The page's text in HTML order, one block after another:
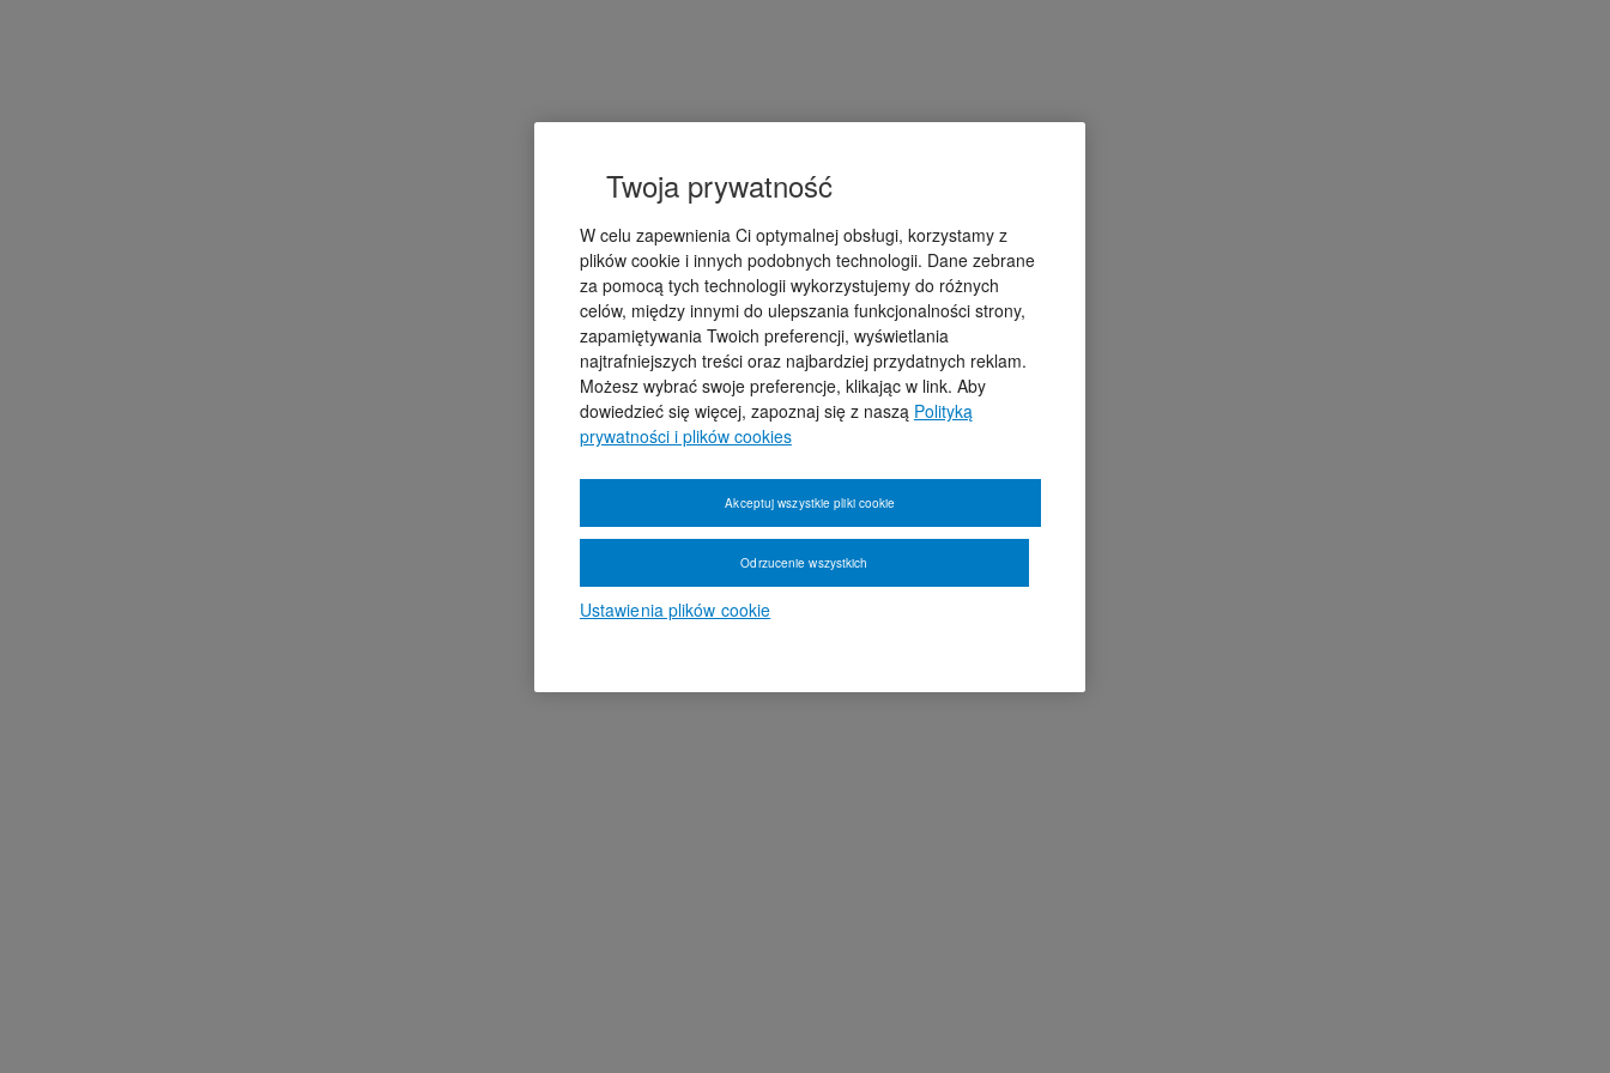
Twoja prywatność
W celu zapewnienia Ci optymalnej obsługi, korzystamy z
plików cookie i innych podobnych technologii. Dane zebrane
za pomocą tych technologii wykorzystujemy do różnych
celów, między innymi do ulepszania funkcjonalności strony,
zapamiętywania Twoich preferencji, wyświetlania
najtrafniejszych treści oraz najbardziej przydatnych reklam.
Możesz wybrać swoje preferencje, klikając w link. Aby
dowiedzieć się więcej, zapoznaj się z naszą Polityką
prywatności i plików cookies
Ustawienia plików cookie
Odrzucenie wszystkich
Akceptuj wszystkie pliki cookie